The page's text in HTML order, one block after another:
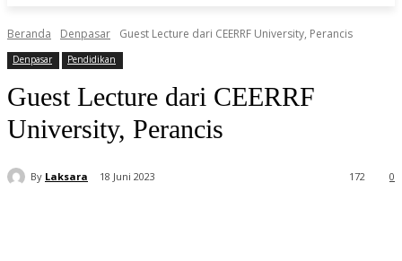
Beranda Denpasar Guest Lecture dari CEERRF University, Perancis
Denpasar Pendidikan
Guest Lecture dari CEERRF
University, Perancis
By Laksara 18 Juni 2023 0
172